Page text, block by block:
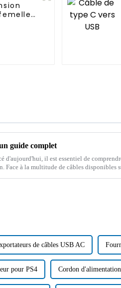
guide complet
d'aujourd'hui, il est essentiel de
Face à la multitude de câbles disponibles
de câbles USB AC
pour PS4 Cordon